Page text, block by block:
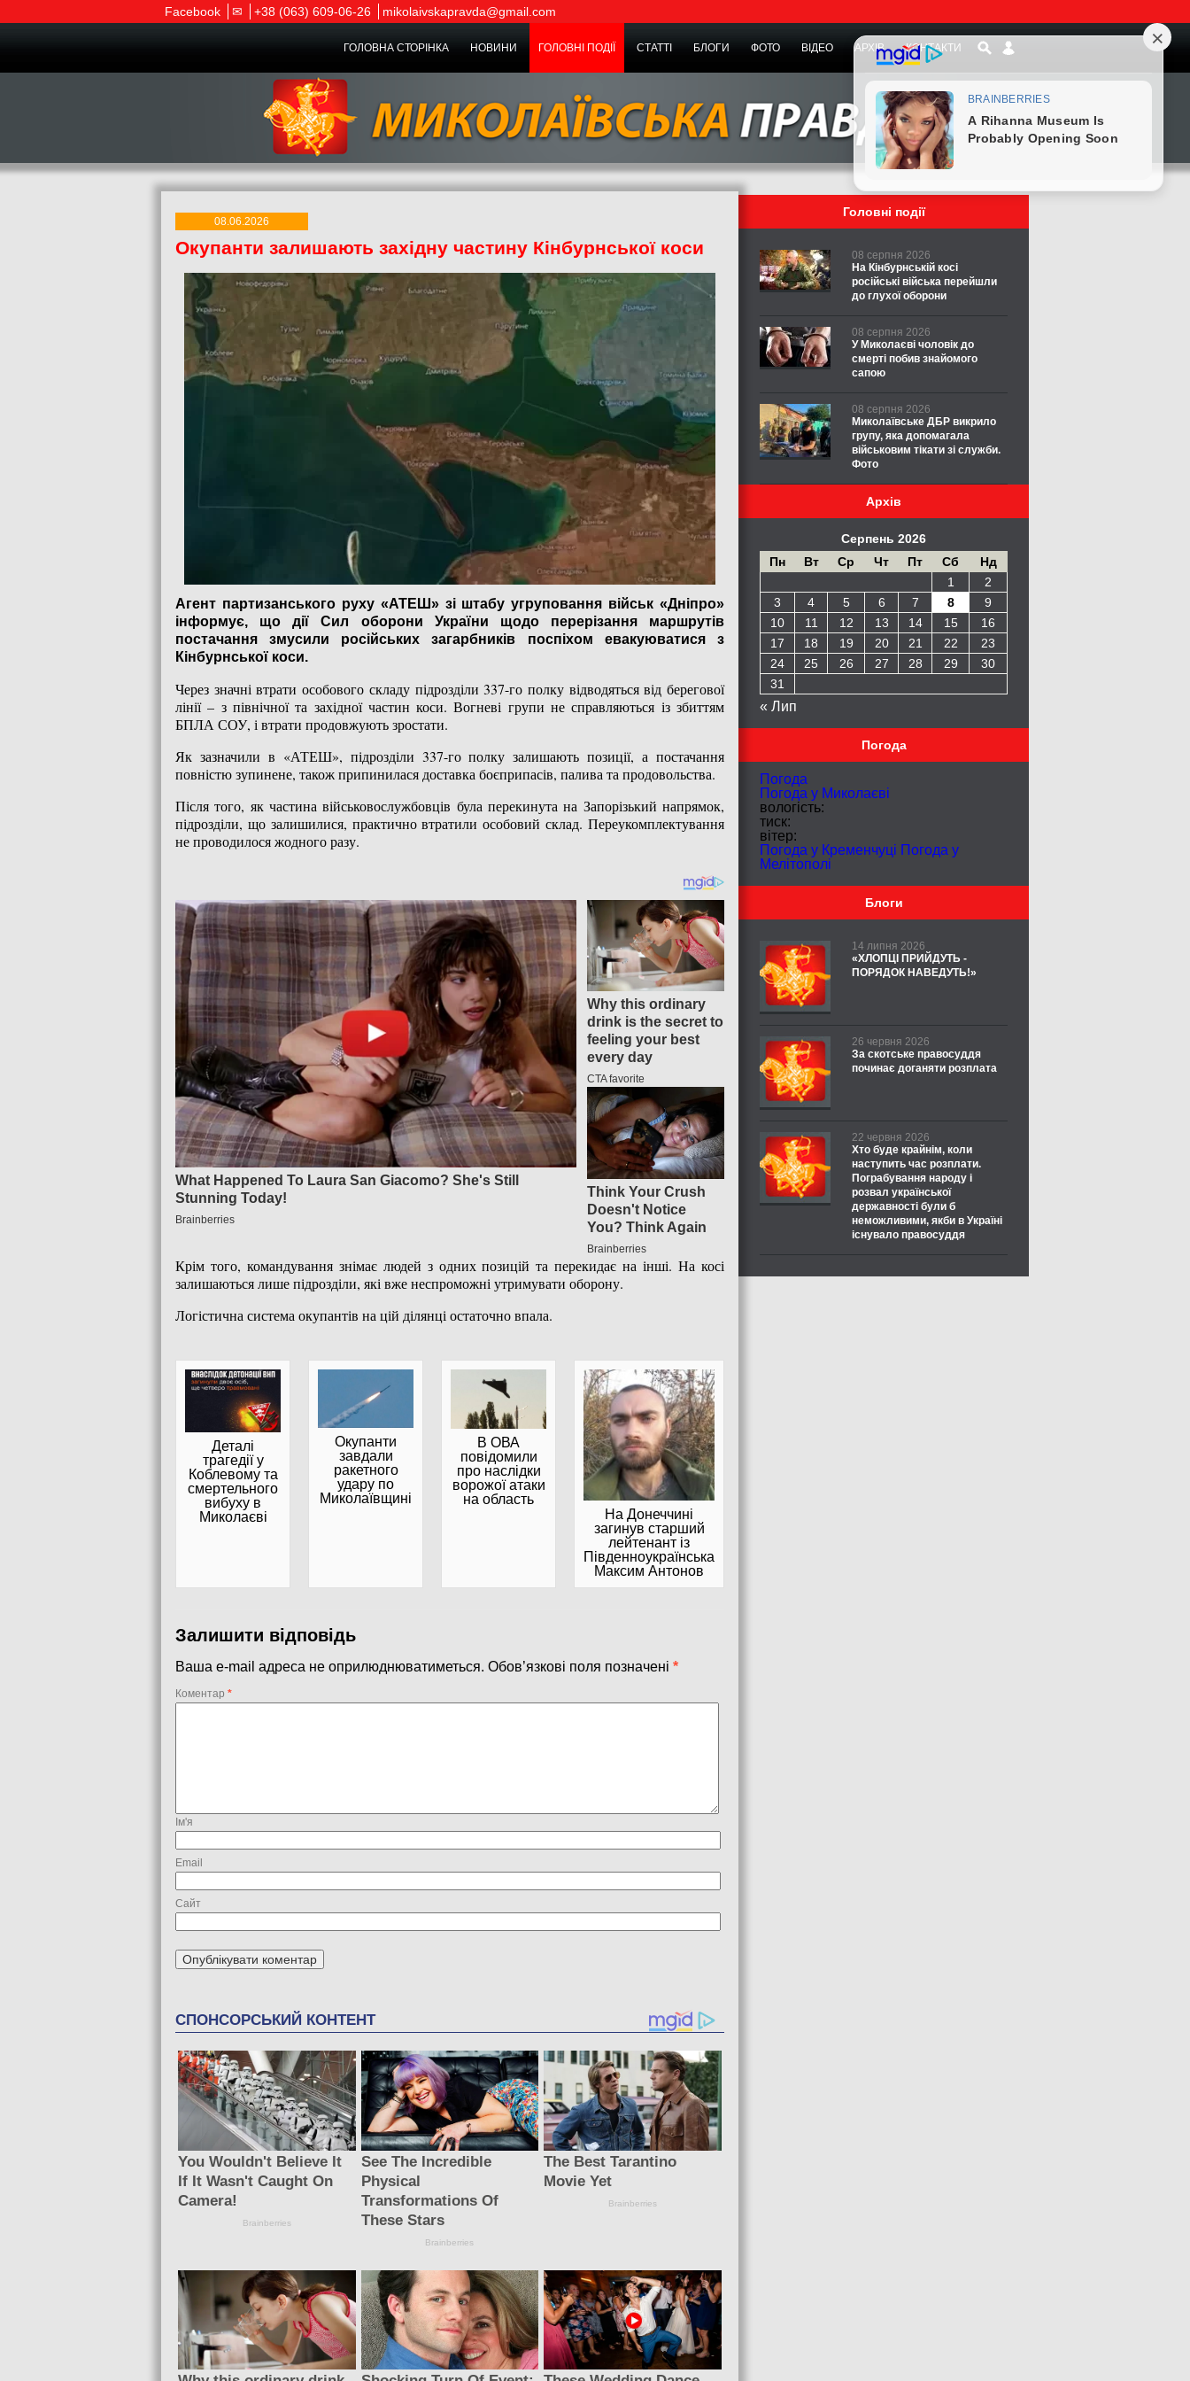
Facebook ✉ +38 (063) 609-06-26 mikolaivskapravda@gmail.com
ГОЛОВНА СТОРІНКА НОВИНИ ГОЛОВНІ ПОДІЇ СТАТТІ БЛОГИ ФОТО ВІДЕО АРХІВ КОНТАКТИ
08.06.2026
Окупанти залишають західну частину Кінбурнської коси
Агент партизанського руху «АТЕШ» зі штабу угруповання військ «Дніпро»
інформує, що дії Сил оборони України щодо перерізання маршрутів
постачання змусили російських загарбників поспіхом евакуюватися з
Кінбурнської коси.
Через значні втрати особового складу підрозділи 337-го полку відводяться від берегової
лінії – з північної та західної частин коси. Вогневі групи не справляються із збиттям
БПЛА СОУ, і втрати продовжують зростати.
Як зазначили в «АТЕШ», підрозділи 337-го полку залишають позиції, а постачання
повністю зупинене, також припинилася доставка боєприпасів, палива та продовольства.
Після того, як частина військовослужбовців була перекинута на Запорізький напрямок,
підрозділи, що залишилися, практично втратили особовий склад. Переукомплектування
не проводилося жодного разу.
Крім того, командування знімає людей з одних позицій та перекидає на інші. На косі
залишаються лише підрозділи, які вже неспроможні утримувати оборону.
Логістична система окупантів на цій ділянці остаточно впала.
Деталі
трагедії у
Коблевому та
смертельного
вибуху в
Миколаєві
Окупанти
завдали
ракетного
удару по
Миколаївщині
В ОВА
повідомили
про наслідки
ворожої атаки
на область
На Донеччині
загинув старший
лейтенант із
Південноукраїнська
Максим Антонов
Залишити відповідь
Ваша e-mail адреса не оприлюднюватиметься. Обов’язкові поля позначені *
Коментар *
Ім'я
Email
Сайт
Головні події
08 серпня 2026
На Кінбурнській косі
російські війська перейшли
до глухої оборони
08 серпня 2026
У Миколаєві чоловік до
смерті побив знайомого
сапою
08 серпня 2026
Миколаївське ДБР викрило
групу, яка допомагала
військовим тікати зі служби.
Фото
Архів
Серпень 2026
Пн
Вт Ср Чт Пт Сб
Нд
1
2
3
4 5 6 7 8
9
10
11 12 13 14 15
16
17
18 19 20 21 22
23
24
25 26 27 28 29
30
31
« Лип
Погода
Погода
Погода у Миколаєві
вологість:
тиск:
вітер:
Погода у Кременчуці Погода у
Мелітополі
Блоги
14 липня 2026
«ХЛОПЦІ ПРИЙДУТЬ -
ПОРЯДОК НАВЕДУТЬ!»
26 червня 2026
За скотське правосуддя
починає доганяти розплата
22 червня 2026
Хто буде крайнім, коли
наступить час розплати.
Пограбування народу і
розвал української
державності були б
неможливими, якби в Україні
існувало правосуддя